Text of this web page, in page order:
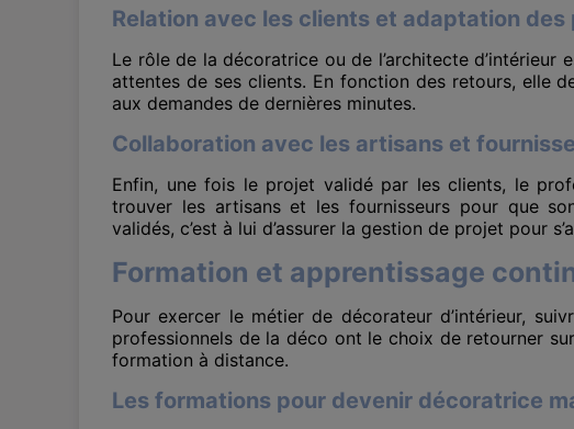
Relation avec les clients et adaptation des
Le rôle de la décoratrice ou de l’architecte
attentes de ses clients. En fonction des retours, elle
aux demandes de dernières minutes.
Collaboration avec les artisans et
Enfin, une fois le projet validé par les clients, le
trouver les artisans et les fournisseurs pour que
validés, c’est à lui d’assurer la gestion de projet pour
Formation et apprentissage
Pour exercer le métier de décorateur d’intérieur,
professionnels de la déco ont le choix de retourner
formation à distance.
Les formations pour devenir décoratrice